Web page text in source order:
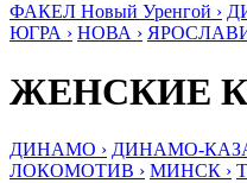
ФАКЕЛ Новый Уренгой ›
ЮГРА › НОВА ›
ЖЕНСКИЕ
ДИНАМО › ДИНАМО-
ЛОКОМОТИВ › МИНСК ›